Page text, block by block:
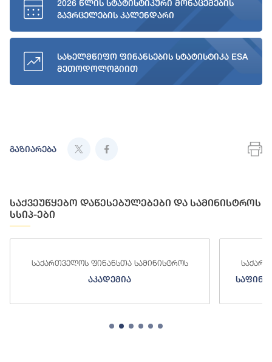
2026 წლის სტატისტიკური მონაცემების
გავრცელების კალენდარი
სახელმწიფო ფინანსების სტატისტიკა ESA
მეთოდოლოგიით
გაზიარება
საქვეუწყებო დაწესებულებები და სამინისტროს
სსიპ-ები
საქართველოს ფინანსთა სამინისტროს
საფინანსო-ანალიტიკური სამსახური